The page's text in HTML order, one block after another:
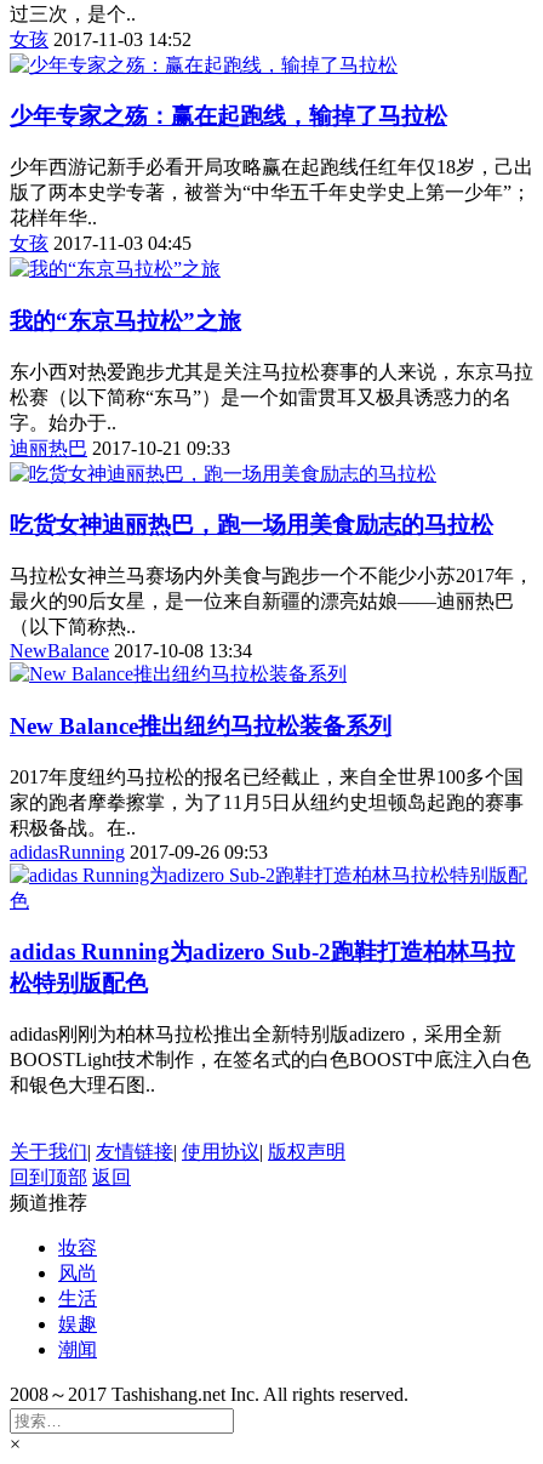
过三次，是个..
女孩 2017-11-03 14:52
少年专家之殇：赢在起跑线，输掉了马拉松
少年西游记新手必看开局攻略赢在起跑线任红年仅18岁，己出
版了两本史学专著，被誉为“中华五千年史学史上第一少年”；
花样年华..
女孩 2017-11-03 04:45
我的“东京马拉松”之旅
东小西对热爱跑步尤其是关注马拉松赛事的人来说，东京马拉
松赛（以下简称“东马”）是一个如雷贯耳又极具诱惑力的名
字。始办于..
迪丽热巴 2017-10-21 09:33
吃货女神迪丽热巴，跑一场用美食励志的马拉松
马拉松女神兰马赛场内外美食与跑步一个不能少小苏2017年，
最火的90后女星，是一位来自新疆的漂亮姑娘——迪丽热巴
（以下简称热..
NewBalance 2017-10-08 13:34
New Balance推出纽约马拉松装备系列
2017年度纽约马拉松的报名已经截止，来自全世界100多个国
家的跑者摩拳擦掌，为了11月5日从纽约史坦顿岛起跑的赛事
积极备战。在..
adidasRunning 2017-09-26 09:53
adidas Running为adizero Sub-2跑鞋打造柏林马拉
松特别版配色
adidas刚刚为柏林马拉松推出全新特别版adizero，采用全新
BOOSTLight技术制作，在签名式的白色BOOST中底注入白色
和银色大理石图..
关于我们| 友情链接| 使用协议| 版权声明
回到顶部 返回
频道推荐
妆容
风尚
生活
娱趣
潮闻
2008～2017 Tashishang.net Inc. All rights reserved.
×